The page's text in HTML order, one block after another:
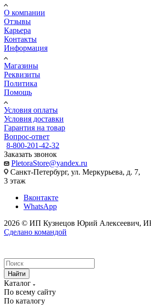
О компании
Отзывы
Карьера
Контакты
Информация
Магазины
Реквизиты
Политика
Помощь
Условия оплаты
Условия доставки
Гарантия на товар
Вопрос-ответ
8-800-201-42-32
Заказать звонок
PletoraStore@yandex.ru
Санкт-Петербург, ул. Меркурьева, д. 7,
3 этаж
Вконтакте
WhatsApp
2026 © ИП Кузнецов Юрий Алексеевич,
Сделано командой
Найти
Каталог
По всему сайту
По каталогу